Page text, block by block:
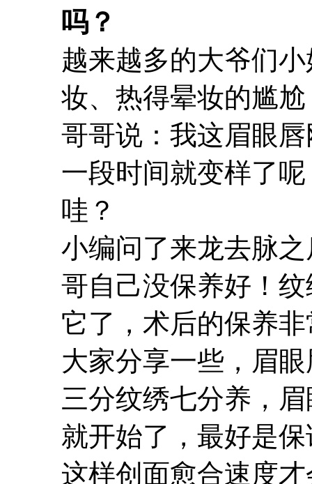
吗？
越来越多的大爷们
妆、热得晕妆的尴
哥哥说：我这眉眼
一段时间就变样了
哇？
小编问了来龙去脉
哥自己没保养好！
它了，术后的保养
大家分享一些，眉
三分纹绣七分养，
就开始了，最好是
这样创面愈合速度